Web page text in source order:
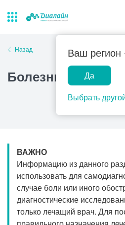
Ваш регион
Да
Выбрать
Лаборатории
Центр
на
Закрыть поиск
Популярные запросы
Прием гинеколога
Прием гастроэнтеролога
Прием офтальмолога
Прием уролога
Прием хирурга
Назад
Болезнь Канавана
ВАЖНО
Информацию из данного
использовать для
случае боли или иного
диагностические
только лечащий врач. Для